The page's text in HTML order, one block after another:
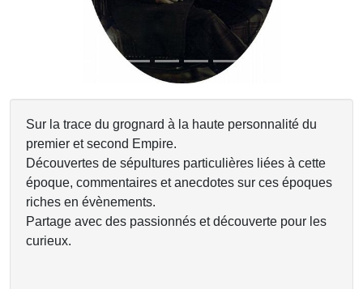
Sur la trace du grognard à la haute personnalité du
premier et second Empire.
Découvertes de sépultures particulières liées à cette
époque, commentaires et anecdotes sur ces époques
riches en évènements.
Partage avec des passionnés et découverte pour les
curieux.